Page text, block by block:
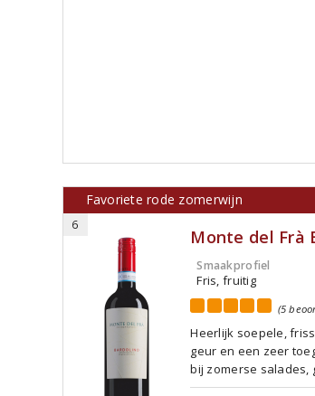
Favoriete rode zomerwijn
6
Monte del Frà
Smaakprofiel
Fris, fruitig
(5
Heerlijk soepele,
geur en een zeer
bij zomerse salades,